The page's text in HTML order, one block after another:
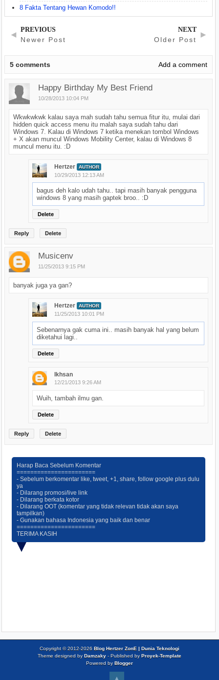
8 Fakta Tentang Hewan Komodo!!
◄
PREVIOUS
Newer Post ►
NEXT
Older Post
5 comments Add a comment
Happy Birthday My Best Friend
10/28/2013 10:04 PM
Wkwkwkwk kalau saya mah sudah tahu semua fitur itu, mulai dari
hidden quick access menu itu malah saya sudah tahu dari
Windows 7. Kalau di Windows 7 ketika menekan tombol Windows
+ X akan muncul Windows Mobility Center, kalau di Windows 8
muncul menu itu. :D
Hertzer AUTHOR
10/29/2013 12:13 AM
bagus deh kalo udah tahu.. tapi masih banyak pengguna
windows 8 yang masih gaptek broo.. :D
Delete
Reply Delete
Musicenv
11/25/2013 9:15 PM
banyak juga ya gan?
Hertzer AUTHOR
11/25/2013 10:01 PM
Sebenarnya gak cuma ini.. masih banyak hal yang belum
diketahui lagi..
Delete
Ikhsan
12/21/2013 9:26 AM
Wuih, tambah ilmu gan.
Delete
Reply Delete
Harap Baca Sebelum Komentar
=======================
- Sebelum berkomentar like, tweet, +1, share, follow google plus dulu
ya
- Dilarang promosi/live link
- Dilarang berkata kotor
- Dilarang OOT (komentar yang tidak relevan tidak akan saya
tampilkan)
- Gunakan bahasa Indonesia yang baik dan benar
=======================
TERIMA KASIH
Copyright © 2012-2026 Blog Hertzer ZonE | Dunia Teknologi
Theme designed by Damzaky - Published by Proyek-Template
Powered by Blogger